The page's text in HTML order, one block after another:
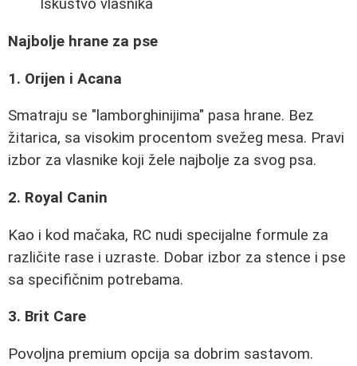
Iskustvo vlasnika
Najbolje hrane za pse
1. Orijen i Acana
Smatraju se "lamborghinijima" pasa hrane. Bez
žitarica, sa visokim procentom svežeg mesa. Pravi
izbor za vlasnike koji žele najbolje za svog psa.
2. Royal Canin
Kao i kod mačaka, RC nudi specijalne formule za
različite rase i uzraste. Dobar izbor za stence i pse
sa specifičnim potrebama.
3. Brit Care
Povoljna premium opcija sa dobrim sastavom.